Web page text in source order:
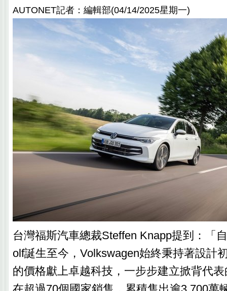
AUTONET記者：編輯部(04/14/2025星期一)
台灣福斯汽車總裁Steffen Knapp提到：「
olf誕生至今，Volkswagen始終秉持著設計
的價格獻上卓越科技，一步步建立掀背代